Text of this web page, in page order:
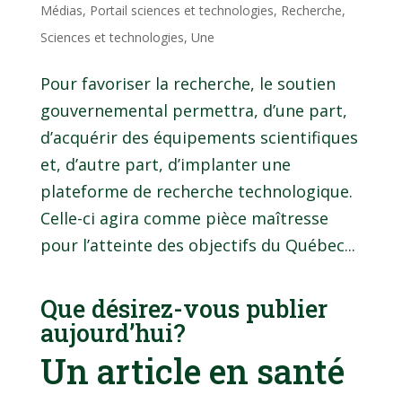
Médias, Portail sciences et technologies, Recherche,
Sciences et technologies, Une
Pour favoriser la recherche, le soutien
gouvernemental permettra, d’une part,
d’acquérir des équipements scientifiques
et, d’autre part, d’implanter une
plateforme de recherche technologique.
Celle-ci agira comme pièce maîtresse
pour l’atteinte des objectifs du Québec...
Que désirez-vous publier
aujourd’hui?
Un article en santé